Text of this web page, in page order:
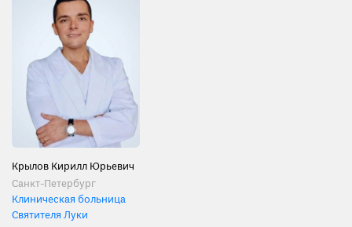
Крылов Кирилл Юрьевич
Санкт-Петербург
Клиническая больница
Святителя Луки